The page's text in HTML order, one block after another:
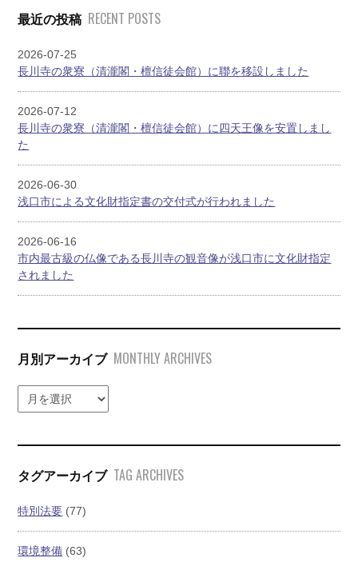
最近の投稿 RECENT POSTS
2026-07-25
長川寺の衆寮（清瀧閣・檀信徒会館）に聯を移設しました
2026-07-12
長川寺の衆寮（清瀧閣・檀信徒会館）に四天王像を安置しまし
た
2026-06-30
浅口市による文化財指定書の交付式が行われました
2026-06-16
市内最古級の仏像である長川寺の観音像が浅口市に文化財指定
されました
月別アーカイブ MONTHLY ARCHIVES
タグアーカイブ TAG ARCHIVES
特別法要 (77)
環境整備 (63)